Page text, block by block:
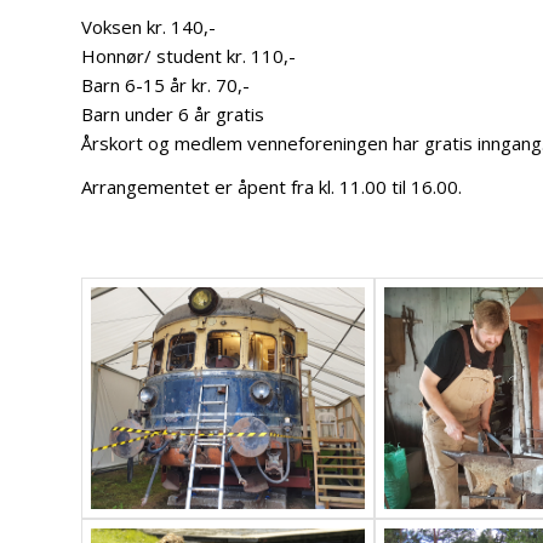
Voksen kr. 140,-
Honnør/ student kr. 110,-
Barn 6-15 år kr. 70,-
Barn under 6 år gratis
Årskort og medlem venneforeningen har gratis
Arrangementet er åpent fra kl. 11.00 til 16.00.